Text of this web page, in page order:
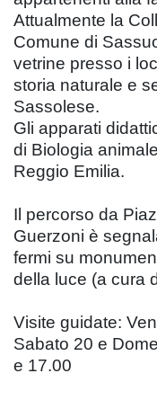
Attualmente la
Comune di
vetrine presso i
storia naturale e
Sassolese.
Gli apparati
di Biologia
Reggio Emilia.
Il percorso da
Guerzoni è
fermi su
della luce (a cura
Visite guidate:
Sabato 20 e
e 17.00